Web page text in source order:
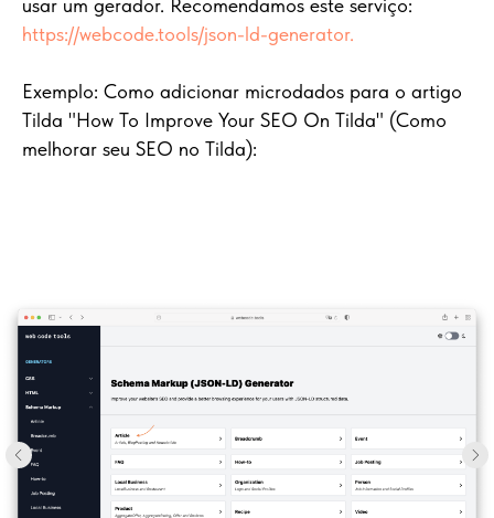
usar um gerador. Recomendamos este serviço:
https://webcode.tools/json-ld-generator.
Exemplo: Como adicionar microdados para o artigo
Tilda "How To Improve Your SEO On Tilda" (Como
melhorar seu SEO no Tilda):